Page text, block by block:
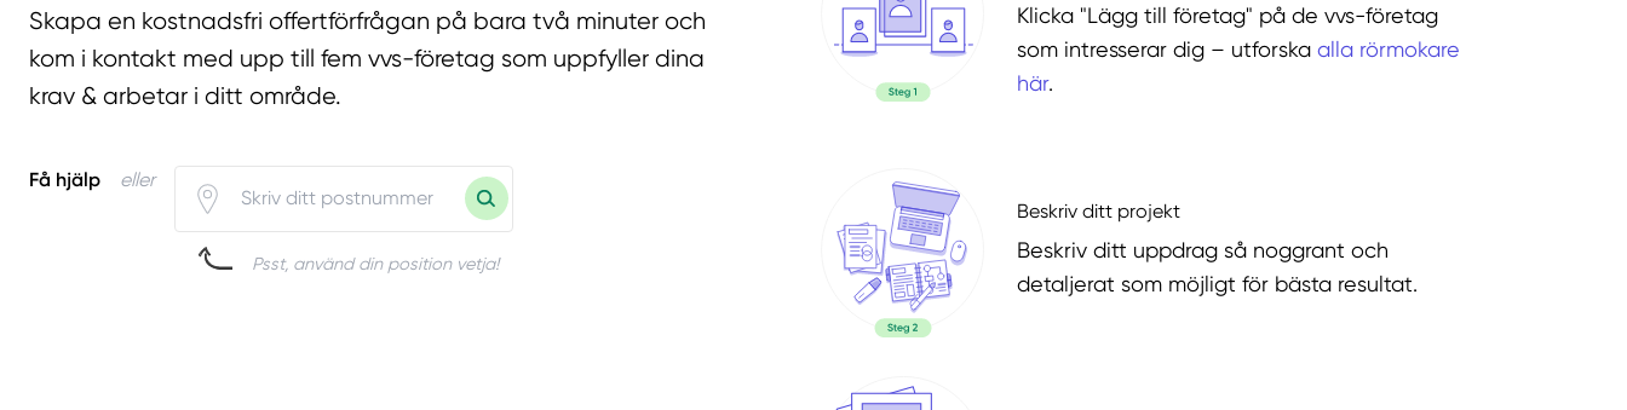
Skapa en kostnadsfri offertförfrågan på bara två minuter och
kom i kontakt med upp till fem vvs-företag som uppfyller dina
krav & arbetar i ditt område.
Få hjälp eller
Psst, använd din position vetja!
Klicka "Lägg till företag" på de vvs-företag
som intresserar dig – utforska alla rörmokare
här.
Beskriv ditt projekt
Beskriv ditt uppdrag så noggrant och
detaljerat som möjligt för bästa resultat.